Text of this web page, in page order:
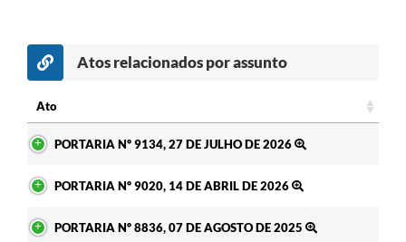
Atos relacionados por assunto
Ato
PORTARIA Nº 9134, 27 DE JULHO DE 2026
PORTARIA Nº 9020, 14 DE ABRIL DE 2026
PORTARIA Nº 8836, 07 DE AGOSTO DE 2025